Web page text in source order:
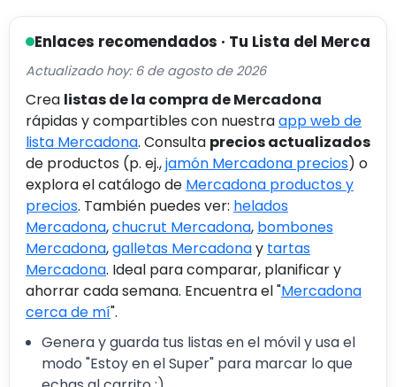
Enlaces recomendados · Tu Lista del Merca
Actualizado hoy: 6 de agosto de 2026
Crea listas de la compra de Mercadona
rápidas y compartibles con nuestraapp web de
lista Mercadona. Consulta precios actualizados
de productos (p. ej.,jamón Mercadona precios) o
explora el catálogo de Mercadona productos y
precios. También puedes ver: helados
Mercadona,chucrut Mercadona, bombones
Mercadona,galletas Mercadonay tartas
Mercadona. Ideal para comparar, planificar y
ahorrar cada semana. Encuentra el "Mercadona
cerca de mí".
Genera y guarda tus listas en el móvil y usa el
modo "Estoy en el Super" para marcar lo que